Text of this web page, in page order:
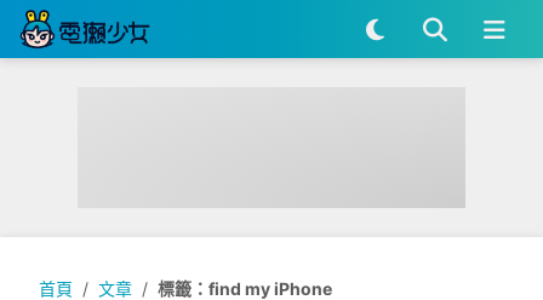
首頁 文章 標籤：find my iPhone